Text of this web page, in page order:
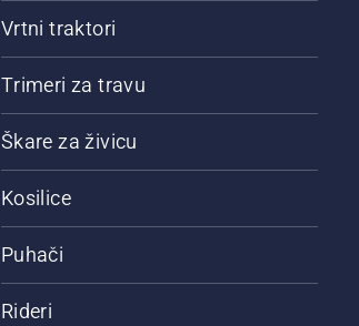
Vrtni traktori
Trimeri za travu
Škare za živicu
Kosilice
Puhači
Rideri